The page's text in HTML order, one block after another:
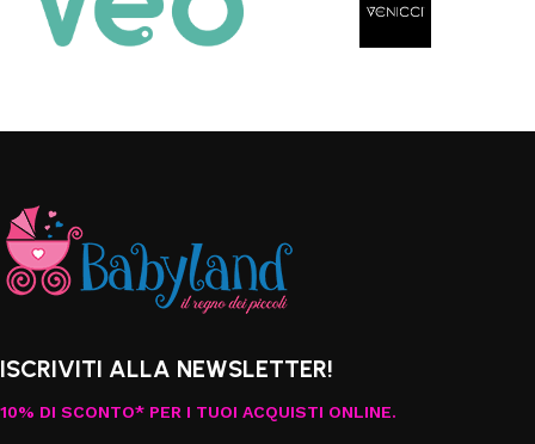
ISCRIVITI ALLA NEWSLETTER!
10% DI SCONTO* PER I TUOI ACQUISTI ONLINE.